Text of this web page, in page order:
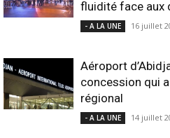
fluidité face aux
- A LA UNE 16 juillet
Aéroport
concession qui
régional
- A LA UNE 14 juillet